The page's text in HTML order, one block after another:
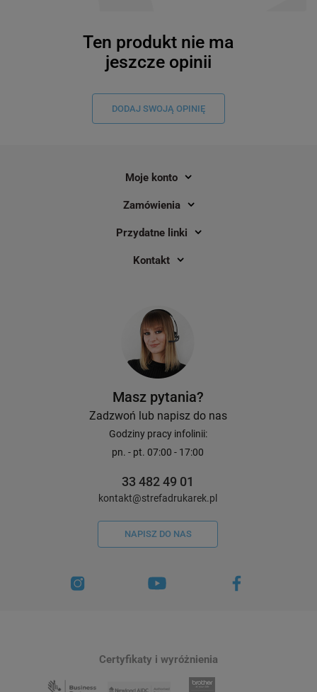
12 mm x 8 m / do drukarek Epson
Ten produkt nie ma
jeszcze opinii
DODAJ SWOJĄ OPINIĘ
Moje konto
Zamówienia
Przydatne linki
Kontakt
Masz pytania?
Zadzwoń lub napisz do nas
Godziny pracy infolinii:
pn. - pt. 07:00 - 17:00
33 482 49 01
kontakt@strefadrukarek.pl
NAPISZ DO NAS
Certyfikaty i wyróżnienia